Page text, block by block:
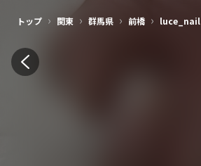
トップ › 関東 › 群馬県 › 前橋 › luce_nail